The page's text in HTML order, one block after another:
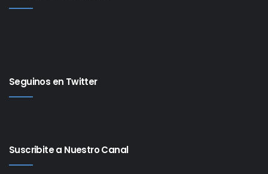
Seguinos en Twitter
Suscribite a Nuestro Canal